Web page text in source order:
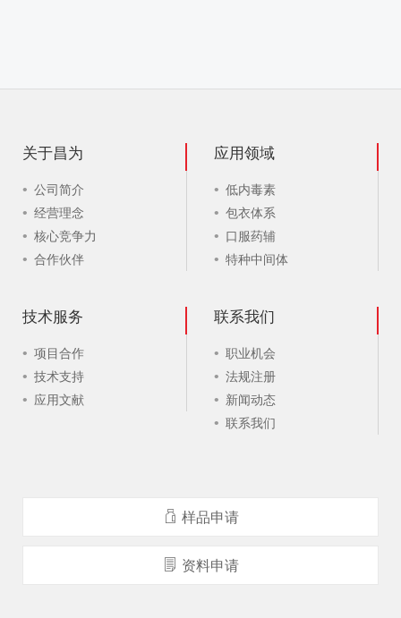
关于昌为
公司简介
经营理念
核心竞争力
合作伙伴
应用领域
低内毒素
包衣体系
口服药辅
特种中间体
技术服务
项目合作
技术支持
应用文献
联系我们
职业机会
法规注册
新闻动态
联系我们
样品申请
资料申请